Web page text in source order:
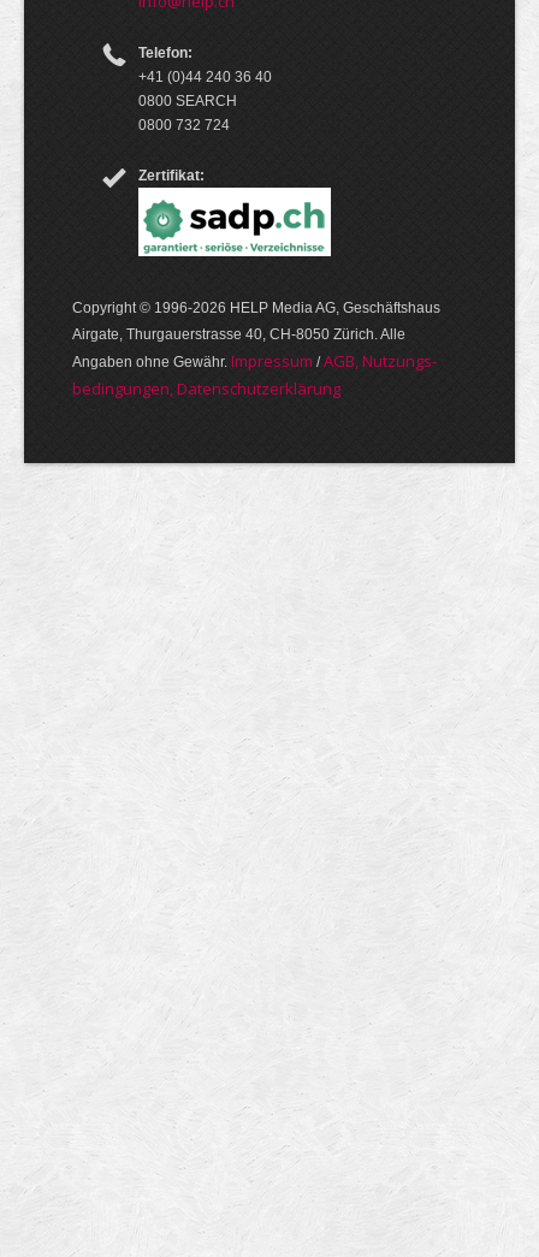
Telefon:
+41 (0)44 240 36 40
0800 SEARCH
0800 732 724
Zertifikat:
Copyright © 1996-2026 HELP Media AG, Geschäftshaus
Airgate, Thurgauer­strasse 40, CH-8050 Zürich. Alle
Angaben ohne Gewähr. Im­pres­sum /AGB, Nut­zungs­
bedin­gungen, Daten­schutz­er­klärung